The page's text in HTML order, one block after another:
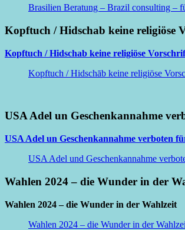
Brasilien Beratung – Brazil consulting –
Kopftuch / Hidschab keine religiöse
Kopftuch / Hidschab keine religiöse
Kopftuch / Hidschāb keine religiöse
USA Adel un Geschenkannahme
USA Adel un Geschenkannahme verboten
USA Adel und Geschenkannahme
Wahlen 2024 – die Wunder in der
Wahlen 2024 – die Wunder in der Wahlzeit
Wahlen 2024 – die Wunder in der